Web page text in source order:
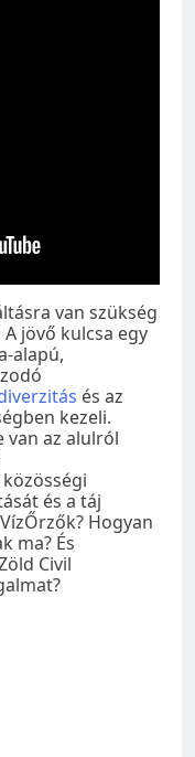
van szükség
jövő kulcsa egy
alapú,
és az
kezeli.
van az alulról
és a táj
Hogyan
ma? És
Civil